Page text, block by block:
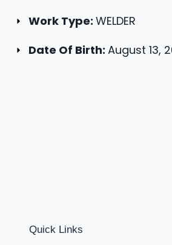
Work Type: WELDER
Date Of Birth: August 13,
Quick Links